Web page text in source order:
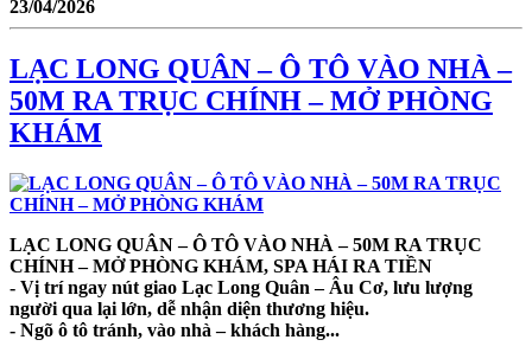
23/04/2026
LẠC LONG QUÂN – Ô TÔ VÀO NHÀ –
50M RA TRỤC CHÍNH – MỞ PHÒNG
KHÁM
LẠC LONG QUÂN – Ô TÔ VÀO NHÀ – 50M RA TRỤC
CHÍNH – MỞ PHÒNG KHÁM, SPA HÁI RA TIỀN
- Vị trí ngay nút giao Lạc Long Quân – Âu Cơ, lưu lượng
người qua lại lớn, dễ nhận diện thương hiệu.
- Ngõ ô tô tránh, vào nhà – khách hàng...